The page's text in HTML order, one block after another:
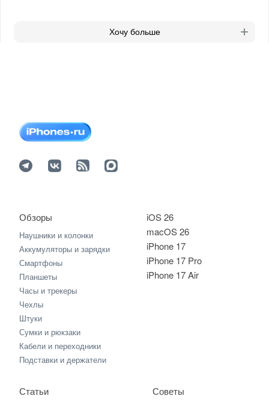
Хочу больше
iOS 26
macOS 26
iPhone 17
iPhone 17 Pro
iPhone 17 Air
Обзоры
Наушники и колонки
Аккумуляторы и зарядки
Смартфоны
Планшеты
Часы и трекеры
Чехлы
Штуки
Сумки и рюкзаки
Кабели и переходники
Подставки и держатели
Статьи
Советы